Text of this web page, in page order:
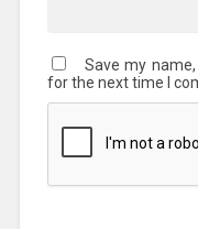
Save my
for the next time I